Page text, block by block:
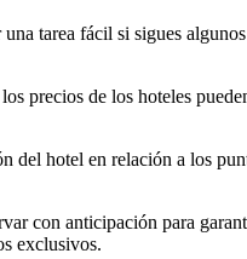
tarea fácil si sigues
precios de los hoteles
del hotel en relación a los
con anticipación para
exclusivos.